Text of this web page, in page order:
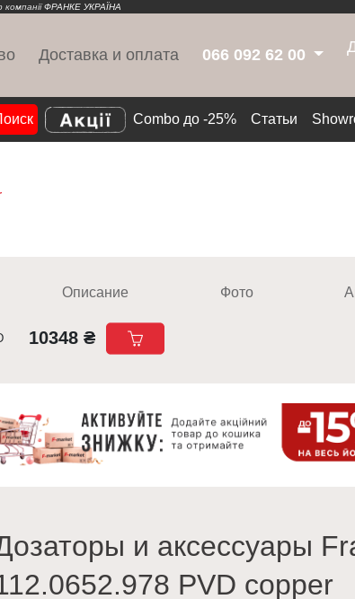
ФРАНКЕ УКРАЇНА
Доставка и оплата 066 092 62 00
Combo до -25% Статьи
Описание Фото
10348 ₴
и аксессуары
PVD copper